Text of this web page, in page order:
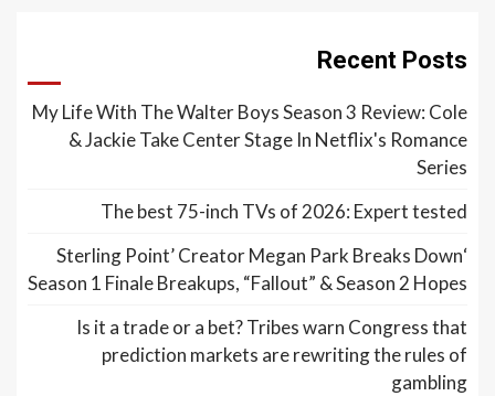
Recent Posts
My Life With The Walter Boys Season 3 Review: Cole
& Jackie Take Center Stage In Netflix's Romance
Series
The best 75-inch TVs of 2026: Expert tested
‘Sterling Point’ Creator Megan Park Breaks Down
Season 1 Finale Breakups, “Fallout” & Season 2 Hopes
Is it a trade or a bet? Tribes warn Congress that
prediction markets are rewriting the rules of
gambling